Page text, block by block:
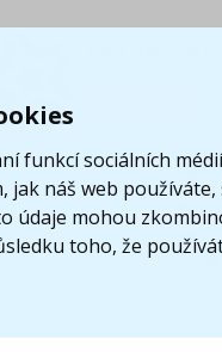
funkcí sociálních
náš web
údaje mohou
toho, že